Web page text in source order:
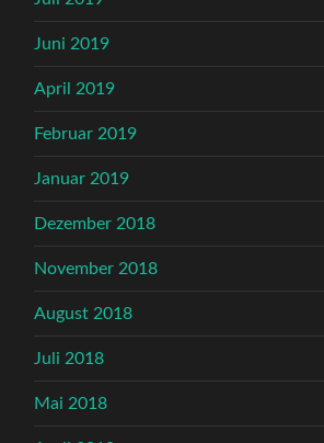
Juni 2019
April 2019
Februar 2019
Januar 2019
Dezember 2018
November 2018
August 2018
Juli 2018
Mai 2018